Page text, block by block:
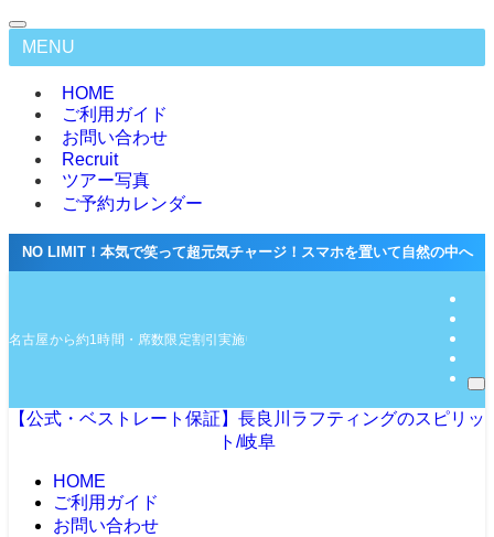
MENU
HOME
ご利用ガイド
お問い合わせ
Recruit
ツアー写真
ご予約カレンダー
NO LIMIT！本気で笑って超元気チャージ！スマホを置いて自然の中へ
名古屋から約1時間・席数限定割引実施中★公式サイト最低価格保証
【公式・ベストレート保証】長良川ラフティングのスピリッ
ト/岐阜
HOME
ご利用ガイド
お問い合わせ